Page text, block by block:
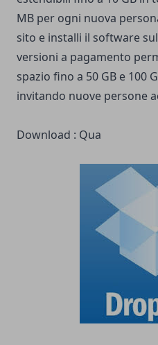
MB per ogni nuova
sito e installi il software
versioni a pagamento
spazio fino a 50 GB e 100
invitando nuove persone
Download : Qua